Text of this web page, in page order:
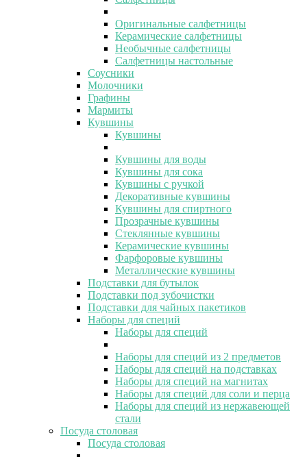
Оригинальные салфетницы
Керамические салфетницы
Необычные салфетницы
Салфетницы настольные
Соусники
Молочники
Графины
Мармиты
Кувшины
Кувшины
Кувшины для воды
Кувшины для сока
Кувшины с ручкой
Декоративные кувшины
Кувшины для спиртного
Прозрачные кувшины
Стеклянные кувшины
Керамические кувшины
Фарфоровые кувшины
Металлические кувшины
Подставки для бутылок
Подставки под зубочистки
Подставки для чайных пакетиков
Наборы для специй
Наборы для специй
Наборы для специй из 2 предметов
Наборы для специй на подставках
Наборы для специй на магнитах
Наборы для специй для соли и перца
Наборы для специй из нержавеющей
стали
Посуда столовая
Посуда столовая